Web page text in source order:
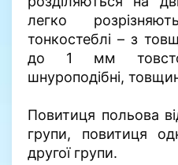
легко
тонкостеблі – з
до 1 мм
шнуроподібні,
Повитиця польова
групи, повитиця
другої групи.